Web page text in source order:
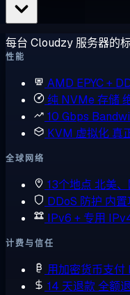
每台 Cloudzy 服务器的
性能
AMD EPYC +
纯 NVMe 存储
10 Gbps
KVM 虚拟化 真
全球网络
13个地点 北美
DDoS 防护 内
IPv6 + 专用
计费与信任
用加密货币支付
14 天退款全额